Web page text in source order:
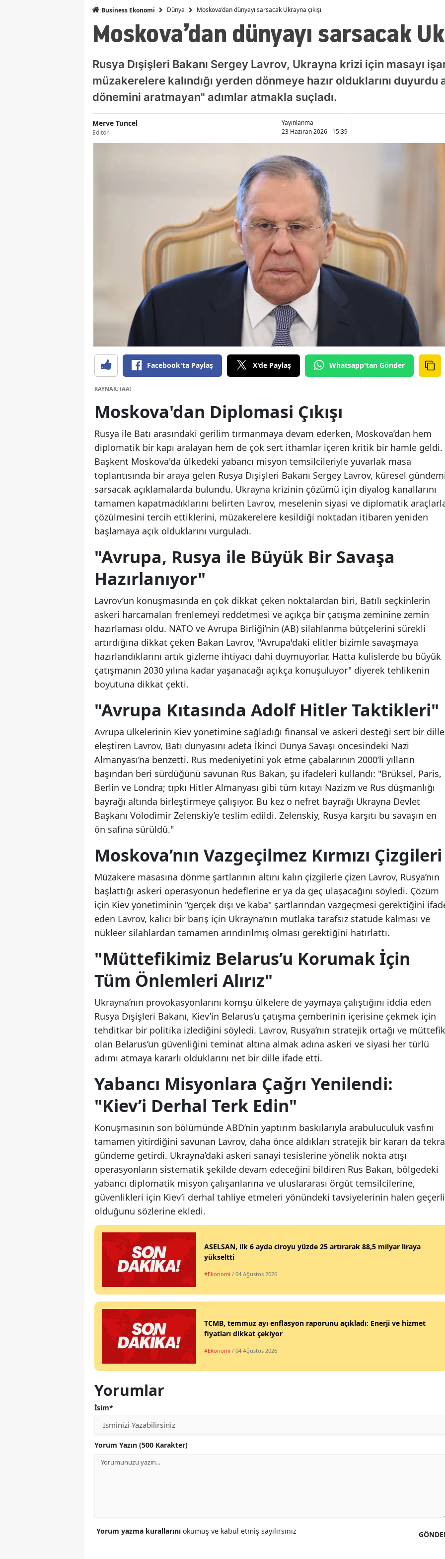
Business Ekonomi Dünya Moskova’dan dünyayı sarsacak Ukrayna çıkışı
Moskova’dan dünyayı sarsacak
Rusya Dışişleri Bakanı Sergey Lavrov, Ukrayna krizi için masayı
müzakerelere kalındığı yerden dönmeye hazır olduklarını duyurdu
dönemini aratmayan" adımlar atmakla suçladı.
Merve Tuncel
Editör
Yayınlanma
23 Haziran 2026 - 15:39
Facebook'ta Paylaş X'de Paylaş Whatsapp'tan Gönder
KAYNAK: (AA)
Moskova'dan Diplomasi Çıkışı
Rusya ile Batı arasındaki gerilim tırmanmaya devam ederken, Moskova’dan hem
diplomatik bir kapı aralayan hem de çok sert ithamlar içeren kritik bir hamle geldi.
Başkent Moskova'da ülkedeki yabancı misyon temsilcileriyle yuvarlak masa
toplantısında bir araya gelen Rusya Dışişleri Bakanı Sergey Lavrov, küresel
sarsacak açıklamalarda bulundu. Ukrayna krizinin çözümü için diyalog kanallarını
tamamen kapatmadıklarını belirten Lavrov, meselenin siyasi ve diplomatik
çözülmesini tercih ettiklerini, müzakerelere kesildiği noktadan itibaren yeniden
başlamaya açık olduklarını vurguladı.
"Avrupa, Rusya ile Büyük Bir Savaşa
Hazırlanıyor"
Lavrov’un konuşmasında en çok dikkat çeken noktalardan biri, Batılı seçkinlerin
askeri harcamaları frenlemeyi reddetmesi ve açıkça bir çatışma zeminine zemin
hazırlaması oldu. NATO ve Avrupa Birliği’nin (AB) silahlanma bütçelerini sürekli
artırdığına dikkat çeken Bakan Lavrov, "Avrupa'daki elitler bizimle savaşmaya
hazırlandıklarını artık gizleme ihtiyacı dahi duymuyorlar. Hatta kulislerde bu büyük
çatışmanın 2030 yılına kadar yaşanacağı açıkça konuşuluyor" diyerek tehlikenin
boyutuna dikkat çekti.
"Avrupa Kıtasında Adolf Hitler Taktikleri"
Avrupa ülkelerinin Kiev yönetimine sağladığı finansal ve askeri desteği sert bir dille
eleştiren Lavrov, Batı dünyasını adeta İkinci Dünya Savaşı öncesindeki Nazi
Almanyası’na benzetti. Rus medeniyetini yok etme çabalarının 2000’li yılların
başından beri sürdüğünü savunan Rus Bakan, şu ifadeleri kullandı: "Brüksel, Paris,
Berlin ve Londra; tıpkı Hitler Almanyası gibi tüm kıtayı Nazizm ve Rus düşmanlığı
bayrağı altında birleştirmeye çalışıyor. Bu kez o nefret bayrağı Ukrayna Devlet
Başkanı Volodimir Zelenskiy’e teslim edildi. Zelenskiy, Rusya karşıtı bu savaşın en
ön safına sürüldü."
Moskova’nın Vazgeçilmez Kırmızı Çizgileri
Müzakere masasına dönme şartlarının altını kalın çizgilerle çizen Lavrov, Rusya’nın
başlattığı askeri operasyonun hedeflerine er ya da geç ulaşacağını söyledi. Çözüm
için Kiev yönetiminin "gerçek dışı ve kaba" şartlarından vazgeçmesi gerektiğini
eden Lavrov, kalıcı bir barış için Ukrayna’nın mutlaka tarafsız statüde kalması ve
nükleer silahlardan tamamen arındırılmış olması gerektiğini hatırlattı.
"Müttefikimiz Belarus’u Korumak İçin
Tüm Önlemleri Alırız"
Ukrayna’nın provokasyonlarını komşu ülkelere de yaymaya çalıştığını iddia eden
Rusya Dışişleri Bakanı, Kiev’in Belarus’u çatışma çemberinin içerisine çekmek için
tehditkar bir politika izlediğini söyledi. Lavrov, Rusya’nın stratejik ortağı ve
olan Belarus’un güvenliğini teminat altına almak adına askeri ve siyasi her türlü
adımı atmaya kararlı olduklarını net bir dille ifade etti.
Yabancı Misyonlara Çağrı Yenilendi:
"Kiev’i Derhal Terk Edin"
Konuşmasının son bölümünde ABD’nin yaptırım baskılarıyla arabuluculuk vasfını
tamamen yitirdiğini savunan Lavrov, daha önce aldıkları stratejik bir kararı da
gündeme getirdi. Ukrayna’daki askeri sanayi tesislerine yönelik nokta atışı
operasyonların sistematik şekilde devam edeceğini bildiren Rus Bakan, bölgedeki
yabancı diplomatik misyon çalışanlarına ve uluslararası örgüt temsilcilerine,
güvenlikleri için Kiev’i derhal tahliye etmeleri yönündeki tavsiyelerinin halen geçerli
olduğunu sözlerine ekledi.
ASELSAN, ilk 6 ayda ciroyu yüzde 25 artırarak 88,5 milyar liraya
yükseltti
#Ekonomi / 04 Ağustos 2026
TCMB, temmuz ayı enflasyon raporunu açıkladı: Enerji ve hizmet
fiyatları dikkat çekiyor
#Ekonomi / 04 Ağustos 2026
Yorumlar
İsim*
Yorum Yazın (500 Karakter)
Yorum yazma kurallarını okumuş ve kabul etmiş sayılırsınız